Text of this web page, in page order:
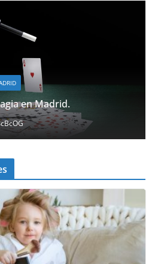
en Madrid.